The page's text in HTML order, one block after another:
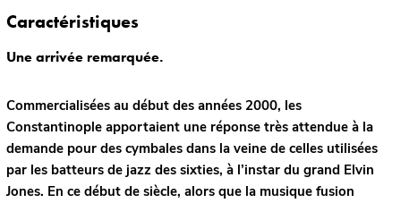
Caractéristiques
Une arrivée remarquée.
Commercialisées au début des années 2000, les
Constantinople apportaient une réponse très attendue à la
demande pour des cymbales dans la veine de celles utilisées
par les batteurs de jazz des sixties, à l’instar du grand Elvin
Jones. En ce début de siècle, alors que la musique fusion